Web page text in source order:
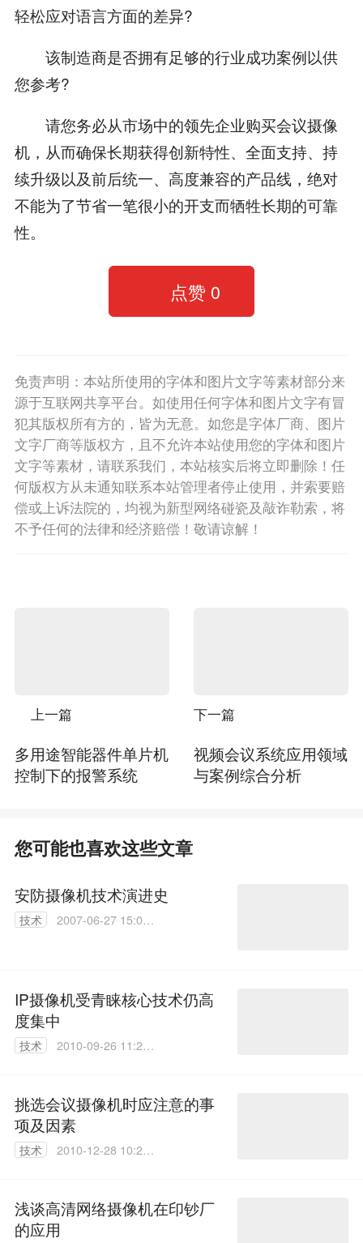
轻松应对语言方面的差异?
该制造商是否拥有足够的行业成功案例以供
您参考?
请您务必从市场中的领先企业购买会议摄像
机，从而确保长期获得创新特性、全面支持、持
续升级以及前后统一、高度兼容的产品线，绝对
不能为了节省一笔很小的开支而牺牲长期的可靠
性。
点赞 0
免责声明：本站所使用的字体和图片文字等素材部分来
源于互联网共享平台。如使用任何字体和图片文字有冒
犯其版权所有方的，皆为无意。如您是字体厂商、图片
文字厂商等版权方，且不允许本站使用您的字体和图片
文字等素材，请联系我们，本站核实后将立即删除！任
何版权方从未通知联系本站管理者停止使用，并索要赔
偿或上诉法院的，均视为新型网络碰瓷及敲诈勒索，将
不予任何的法律和经济赔偿！敬请谅解！
上一篇
多用途智能器件单片机
控制下的报警系统
下一篇
视频会议系统应用领域
与案例综合分析
您可能也喜欢这些文章
安防摄像机技术演进史
技术
2007-06-27 15:03:
IP摄像机受青睐核心技术仍高
度集中
技术
2010-09-26 11:26:
挑选会议摄像机时应注意的事
项及因素
技术
2010-12-28 10:26:
浅谈高清网络摄像机在印钞厂
的应用